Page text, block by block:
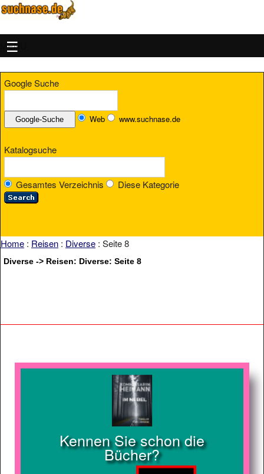
MENU
Google Suche
Web www.suchnase.de
Katalogsuche
Gesamtes Verzeichnis Diese Kategorie
Home : Reisen : Diverse : Seite 8
Diverse -> Reisen: Diverse: Seite 8
Kennen Sie schon die
Bücher?